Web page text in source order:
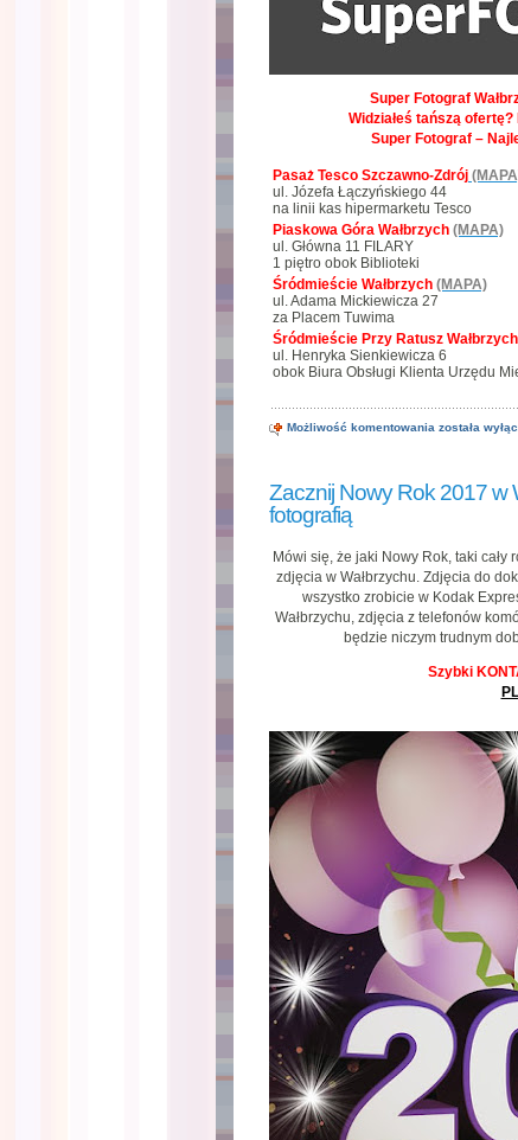
Super Fotograf
Widziałeś tańszą
Super Fotograf –
Pasaż Tesco Szczawno-Zdrój
ul. Józefa Łączyńskiego 44
na linii kas hipermarketu Tesco
Piaskowa Góra Wałbrzych (MAPA)
ul. Główna 11 FILARY
1 piętro obok Biblioteki
Śródmieście Wałbrzych (MAPA)
ul. Adama Mickiewicza 27
za Placem Tuwima
Śródmieście Przy Ratusz Wałbrzych
ul. Henryka Sienkiewicza 6
obok Biura Obsługi Klienta Urzędu
Możliwość komentowania Szczęśliwego
została
Zacznij Nowy Rok 2017 w
fotografią
Mówi się, że jaki Nowy Rok, taki
zdjęcia w Wałbrzychu. Zdjęcia do
wszystko zrobicie w Kodak
Wałbrzychu, zdjęcia z telefonów
będzie niczym trudnym
Szybki
PL